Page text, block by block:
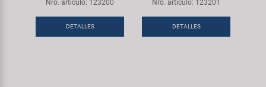
Nro. artículo: 123200
DETALLES
Nro. artículo: 123201
DETALLES